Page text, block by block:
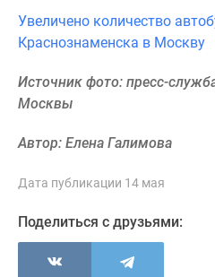
Аналитика
рынка
Покупателю
Экспертиза
новостроек
Контакты
Реклама
Увеличено количество
Краснознаменска в Москву
Источник фото: пресс-
Москвы
Автор: Елена Галимова
Дата публикации 14 мая
Поделиться с друзьями: